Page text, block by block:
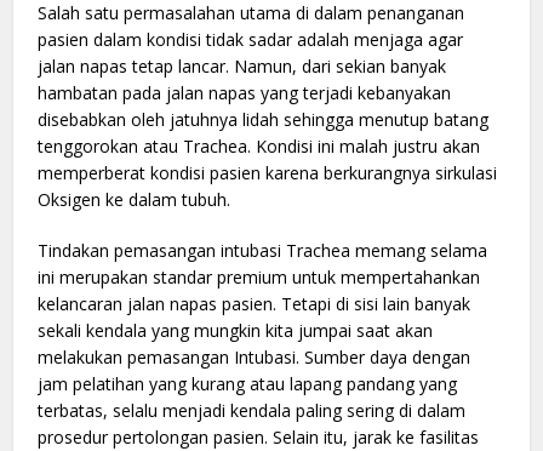
Salah satu permasalahan utama di dalam penanganan
pasien dalam kondisi tidak sadar adalah menjaga agar
jalan napas tetap lancar. Namun, dari sekian banyak
hambatan pada jalan napas yang terjadi kebanyakan
disebabkan oleh jatuhnya lidah sehingga menutup batang
tenggorokan atau Trachea. Kondisi ini malah justru akan
memperberat kondisi pasien karena berkurangnya sirkulasi
Oksigen ke dalam tubuh.
Tindakan pemasangan intubasi Trachea memang selama
ini merupakan standar premium untuk mempertahankan
kelancaran jalan napas pasien. Tetapi di sisi lain banyak
sekali kendala yang mungkin kita jumpai saat akan
melakukan pemasangan Intubasi. Sumber daya dengan
jam pelatihan yang kurang atau lapang pandang yang
terbatas, selalu menjadi kendala paling sering di dalam
prosedur pertolongan pasien. Selain itu, jarak ke fasilitas